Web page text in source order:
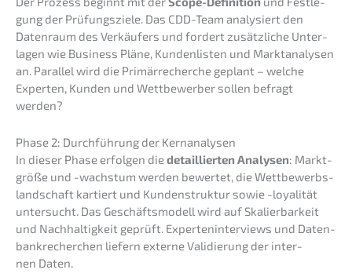
gung der Prüfungs­zie­le. Das CDD-Team analy­siert den
Daten­raum des Verkäu­fers und fordert zusätz­li­che Unter­
la­gen wie Business Pläne, Kunden­lis­ten und Markt­ana­ly­sen
an. Paral­lel wird die Primär­re­cher­che geplant – welche
Exper­ten, Kunden und Wettbe­wer­ber sollen befragt
werden?
Phase 2: Durch­füh­rung der Kernanalysen
In dieser Phase erfol­gen diedetail­lier­ten Analy­sen: Markt­
grö­ße und -wachs­tum werden bewer­tet, die Wettbe­werbs­
land­schaft kartiert und Kunden­struk­tur sowie -loyali­tät
unter­sucht. Das Geschäfts­mo­dell wird auf Skalier­bar­keit
und Nachhal­tig­keit geprüft. Exper­ten­in­ter­views und Daten­
bank­re­cher­chen liefern exter­ne Validie­rung der inter­
nen Daten.